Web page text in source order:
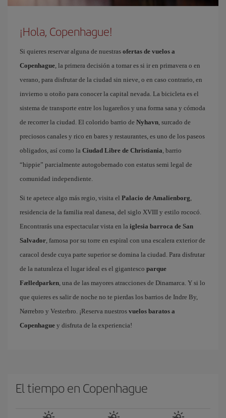
¡Hola, Copenhague!
Si quieres reservar alguna de nuestras ofertas de vuelos a
Copenhague, la primera decisión a tomar es si ir en primavera o en
verano, para disfrutar de la ciudad sin nieve, o en caso contrario, en
invierno u otoño para conocer la capital nevada. La bicicleta es el
sistema de transporte entre los lugareños y una forma sana y cómoda
de recorrer la ciudad. El colorido barrio de Nyhavn, surcado de
preciosos canales y rico en bares y restaurantes, es uno de los paseos
obligados, así como la Ciudad Libre de Christiania, barrio
“hippie” parcialmente autogobernado con estatus semi legal de
comunidad independiente.
Si te apetece algo más regio, visita el Palacio de Amalienborg,
residencia de la familia real danesa, del siglo XVIII y estilo rococó.
Encontrarás una espectacular vista en la iglesia barroca de San
Salvador, famosa por su torre en espiral con una escalera exterior de
caracol desde cuya parte superior se domina la ciudad. Para disfrutar
de la naturaleza el lugar ideal es el gigantesco parque
Fælledparken, una de las mayores atracciones de Dinamarca. Y si lo
que quieres es salir de noche no te pierdas los barrios de Indre By,
Nørrebro y Vesterbro. ¡Reserva nuestros vuelos baratos a
Copenhague y disfruta de la experiencia!
El tiempo en Copenhague